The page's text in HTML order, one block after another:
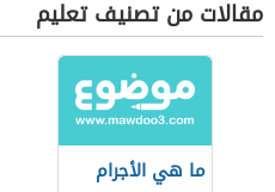
مقالات من تصنيف تعليم
ما هي الأجرام